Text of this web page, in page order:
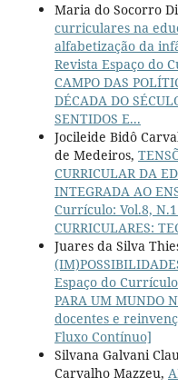
Maria do Socorro
curriculares na
alfabetização da
Revista Espaço do
CAMPO DAS
DÉCADA DO
SENTIDOS E...
Jocileide Bidô
de Medeiros,
CURRICULAR DA
INTEGRADA AO
Currículo: Vol.8,
CURRICULARES:
Juares da Silva
Espaço do
PARA UM MUNDO
docentes e
Fluxo Contínuo]
Silvana Galvani
Carvalho Mazzeu,